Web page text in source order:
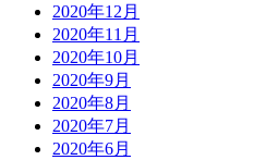
2020年12月
2020年11月
2020年10月
2020年9月
2020年8月
2020年7月
2020年6月